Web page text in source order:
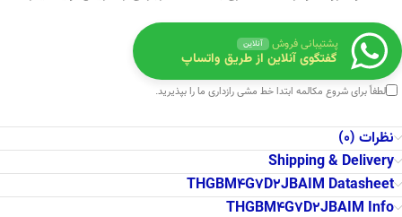
پشتیبانی فروش آنلاین
گفتگوی آنلاین از طریق واتساپ
لطفاً برای شروع مکالمه ابتداخط مشی رازداری ما را بپذیرید.
نظرات (0)
Shipping & Delivery
THGBM4G7D2JBAIM Datasheet
THGBM4G7D2JBAIM Info